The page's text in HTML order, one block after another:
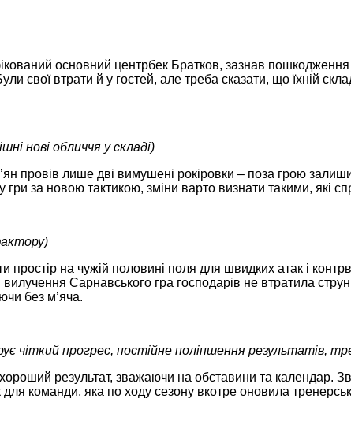
основний центрбек Братков, зазнав
свої втрати й у гостей, але треба сказати, що їхній
нові обличчя у складі)
провів лише дві вимушені рокіровки – поза грою
за новою тактикою, зміни варто визнати такими, які
на чужій половині поля для швидких атак і
Сарнавського гра господарів не втратила
без м’яча.
чіткий прогрес, постійне поліпшення результатів,
результат, зважаючи на обставини та календар.
для команди, яка по ходу сезону вкотре оновила